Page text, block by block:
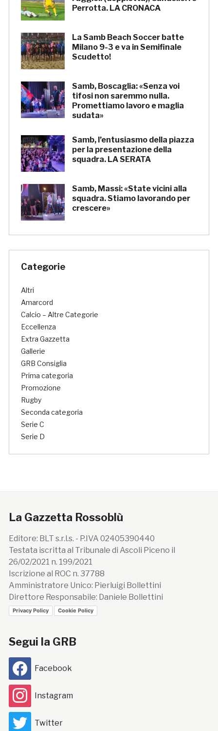
Perrotta. LA CRONACA
La Samb Beach Soccer batte
Milano 9-3 e va in Semifinale
Scudetto!
Samb, Boscaglia: «Senza voi
tifosi non saremmo nulla.
Promettiamo lavoro e maglia
sudata»
Samb, l’entusiasmo della piazza
per la presentazione della
squadra. LA SERATA
Samb, Massi: «State vicini alla
squadra. Stiamo lavorando per
crescere»
Categorie
Altri
Amarcord
Calcio – Altre Categorie
Eccellenza
Extra Gazzetta
Gallerie
GRB Consiglia
Prima categoria
Promozione
Rugby
Seconda categoria
Serie C
Serie D
La Gazzetta Rossoblù
Editore: BLT s.r.l.s. - P.IVA 02405390440
Testata iscritta al Tribunale di Ascoli Piceno il
26/02/2021 n. 199/2021
Iscrizione al ROC n. 37788
Amministratore Unico: Pierluigi Bollettini
Direttore Responsabile: Daniele Bollettini
Privacy Policy Cookie Policy
Segui la GRB
Facebook
Instagram
Twitter